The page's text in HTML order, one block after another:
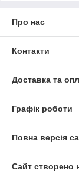
і
Про нас
Контакти
Доставка та
Графік роботи
Повна версія
Сайт створено